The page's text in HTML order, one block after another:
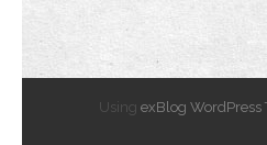
Using exBlog WordPress